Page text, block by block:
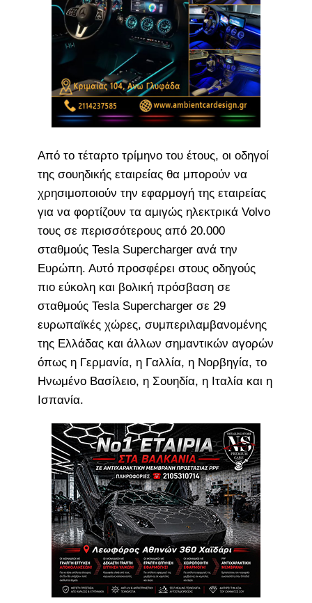
Από το τέταρτο τρίμηνο του έτους, οι οδηγοί
της σουηδικής εταιρείας θα μπορούν να
χρησιμοποιούν την εφαρμογή της εταιρείας
για να φορτίζουν τα αμιγώς ηλεκτρικά Volvo
τους σε περισσότερους από 20.000
σταθμούς Tesla Supercharger ανά την
Ευρώπη. Αυτό προσφέρει στους οδηγούς
πιο εύκολη και βολική πρόσβαση σε
σταθμούς Tesla Supercharger σε 29
ευρωπαϊκές χώρες, συμπεριλαμβανομένης
της Ελλάδας και άλλων σημαντικών αγορών
όπως η Γερμανία, η Γαλλία, η Νορβηγία, το
Ηνωμένο Βασίλειο, η Σουηδία, η Ιταλία και η
Ισπανία.